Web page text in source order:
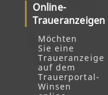
Online-
Traueranzeigen
Möchten
Sie eine
Traueranzeige
auf dem
Trauerportal-
Winsen